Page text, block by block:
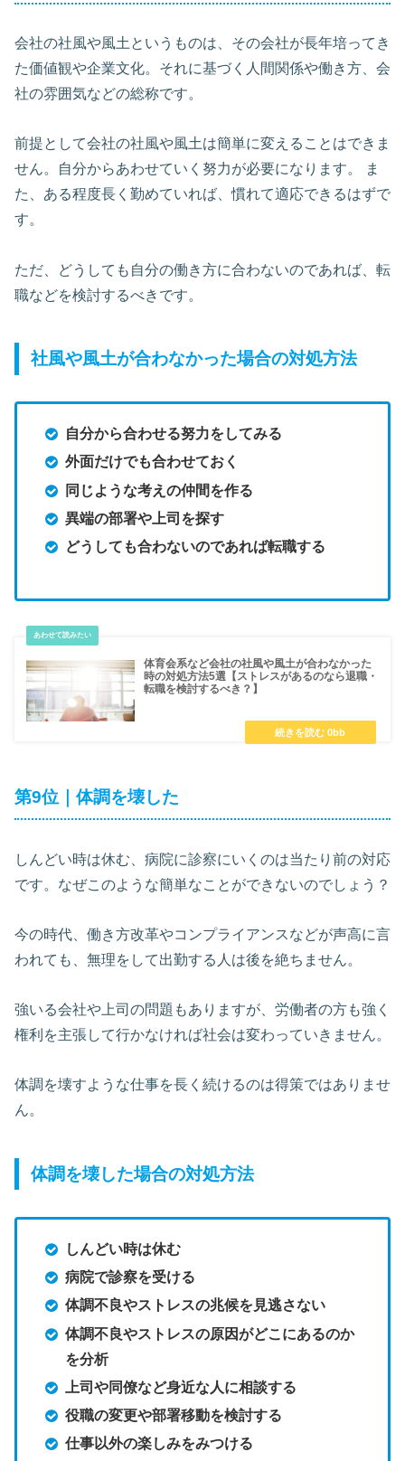
会社の社風や風土というものは、その会社が長年培ってき
た価値観や企業文化。それに基づく人間関係や働き方、会
社の雰囲気などの総称です。
前提として会社の社風や風土は簡単に変えることはできま
せん。自分からあわせていく努力が必要になります。 ま
た、ある程度長く勤めていれば、慣れて適応できるはずで
す。
ただ、どうしても自分の働き方に合わないのであれば、転
職などを検討するべきです。
社風や風土が合わなかった場合の対処方法
自分から合わせる努力をしてみる
外面だけでも合わせておく
同じような考えの仲間を作る
異端の部署や上司を探す
どうしても合わないのであれば転職する
体育会系など会社の社風や風土が合わなかった
時の対処方法5選【ストレスがあるのなら退職・
転職を検討するべき？】
第9位｜体調を壊した
しんどい時は休む、病院に診察にいくのは当たり前の対応
です。なぜこのような簡単なことができないのでしょう？
今の時代、働き方改革やコンプライアンスなどが声高に言
われても、無理をして出勤する人は後を絶ちません。
強いる会社や上司の問題もありますが、労働者の方も強く
権利を主張して行かなければ社会は変わっていきません。
体調を壊すような仕事を長く続けるのは得策ではありませ
ん。
体調を壊した場合の対処方法
しんどい時は休む
病院で診察を受ける
体調不良やストレスの兆候を見逃さない
体調不良やストレスの原因がどこにあるのか
を分析
上司や同僚など身近な人に相談する
役職の変更や部署移動を検討する
仕事以外の楽しみをみつける